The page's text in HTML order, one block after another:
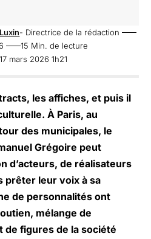
mars 2026 1h21
- Directrice de la rédaction
15 Min. de lecture
les affiches, et puis il
À Paris, au
des municipales, le
Grégoire peut
d’acteurs, de réalisateurs
prêter leur voix à sa
de personnalités ont
mélange de
de figures de la société